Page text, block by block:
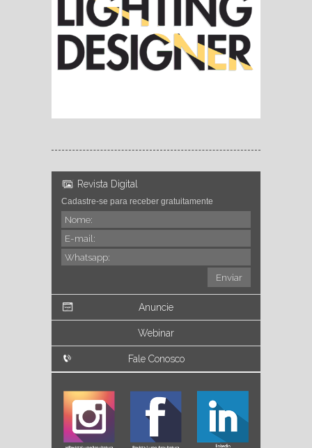
Revista Digital
Cadastre-se para receber gratuitamente
Anuncie
Webinar
Fale Conosco